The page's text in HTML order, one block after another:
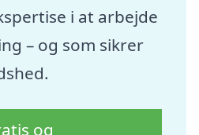
i at arbejde
– og som sikrer
og